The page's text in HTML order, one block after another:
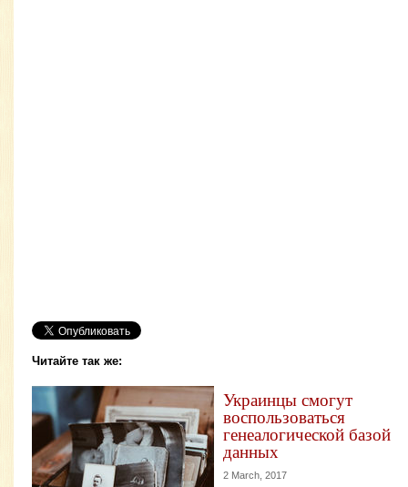
Читайте так же:
Украинцы смогут
воспользоваться
генеалогической базой
данных
2 March, 2017